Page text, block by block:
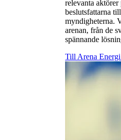
relevanta
beslutsfattarna
myndigheterna.
arenan, från de
spännande
Till Arena